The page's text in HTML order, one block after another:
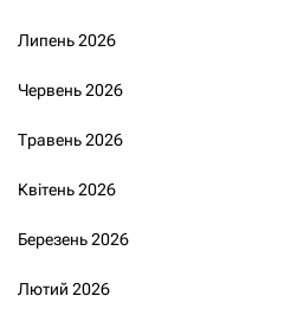
Липень 2026
Червень 2026
Травень 2026
Квітень 2026
Березень 2026
Лютий 2026